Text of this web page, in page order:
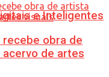
e Inteligentes
recebe obra de
de artes